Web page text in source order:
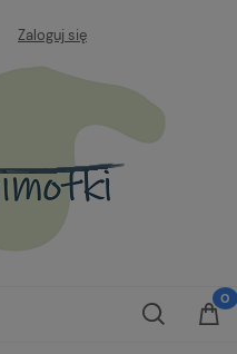
Zaloguj się